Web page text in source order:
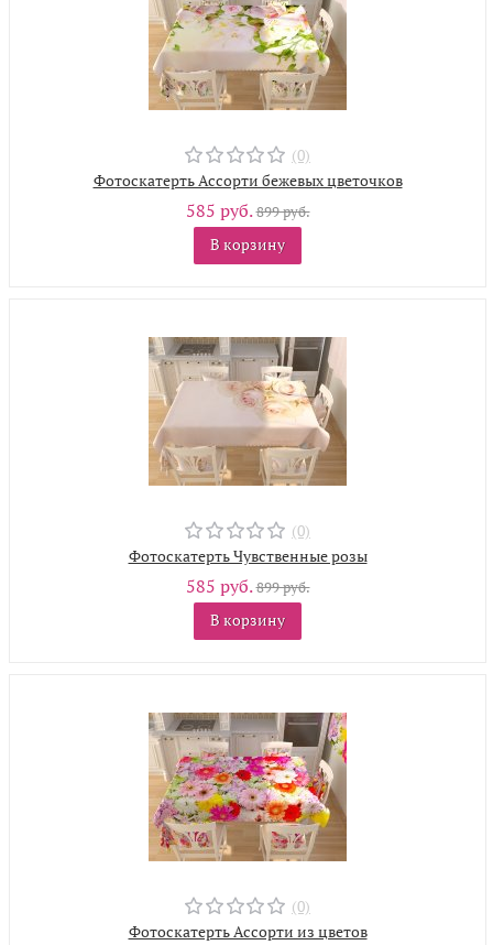
(0)
Фотоскатерть Ассорти бежевых цветочков
585 руб.899 руб.
В корзину
(0)
Фотоскатерть Чувственные розы
585 руб.899 руб.
В корзину
(0)
Фотоскатерть Ассорти из цветов